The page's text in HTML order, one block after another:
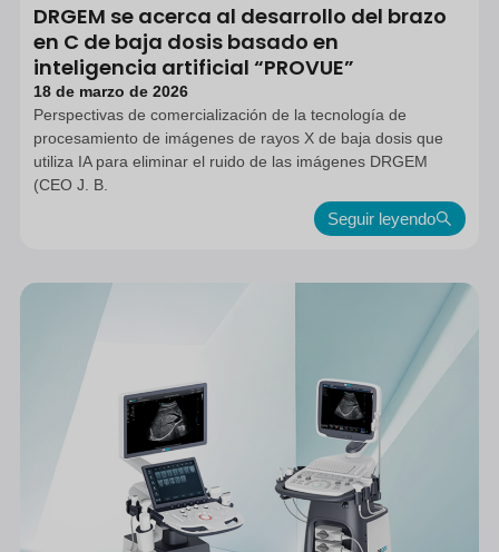
DRGEM se acerca al desarrollo del brazo
en C de baja dosis basado en
inteligencia artificial “PROVUE”
18 de marzo de 2026
Perspectivas de comercialización de la tecnología de
procesamiento de imágenes de rayos X de baja dosis que
utiliza IA para eliminar el ruido de las imágenes DRGEM
(CEO J. B.
Seguir leyendo